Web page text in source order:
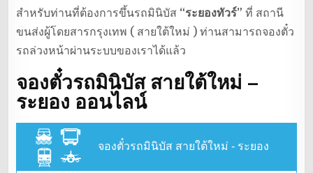
สำหรับท่านที่ต้องการขึ้นรถมินิบัส “ระยองทัวร์” ที่ สถานี
ขนส่งผู้โดยสารกรุงเทพ ( สายใต้ใหม่ ) ท่านสามารถจองตั๋ว
รถล่วงหน้าผ่านระบบของเราได้แล้ว
จองตั๋วรถมินิบัส สายใต้ใหม่ –
ระยอง ออนไลน์
จองตั๋วรถมินิบัส สายใต้ใหม่ - ระยอง